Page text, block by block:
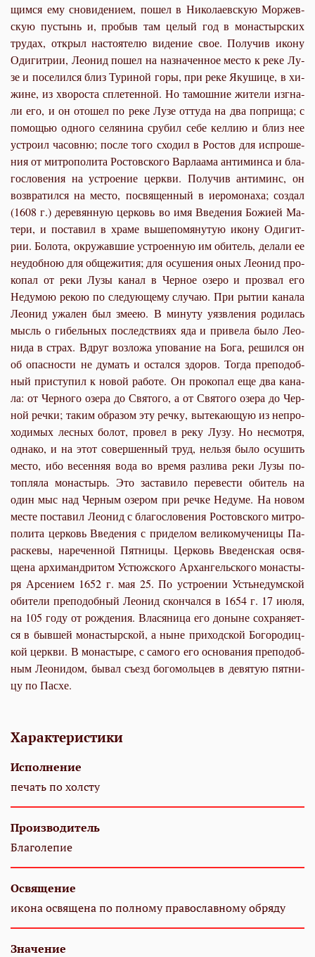
щим­ся ему сно­ви­де­ни­ем, по­шел в Ни­ко­ла­ев­скую Мор­жев­
скую пу­стынь и, про­быв там це­лый год в мо­на­стыр­ских
тру­дах, от­крыл на­сто­я­те­лю ви­де­ние свое. По­лу­чив ико­ну
Оди­гит­рии, Лео­нид по­шел на на­зна­чен­ное ме­сто к ре­ке Лу­
зе и по­се­лил­ся близ Ту­ри­ной го­ры, при ре­ке Яку­ши­це, в хи­
жине, из хво­ро­ста спле­тен­ной. Но та­мош­ние жи­те­ли из­гна­
ли его, и он ото­шел по ре­ке Лу­зе от­ту­да на два по­при­ща; с
по­мо­щью од­но­го се­ля­ни­на сру­бил се­бе кел­лию и близ нее
устро­ил ча­сов­ню; по­сле то­го схо­дил в Ро­стов для ис­про­ше­
ния от мит­ро­по­ли­та Ро­стов­ско­го Вар­ла­а­ма ан­ти­мин­са и бла­
го­сло­ве­ния на устро­е­ние церк­ви. По­лу­чив ан­ти­минс, он
воз­вра­тил­ся на ме­сто, по­свя­щен­ный в иеро­мо­на­ха; со­здал
(1608 г.) де­ре­вян­ную цер­ковь во имя Вве­де­ния Бо­жи­ей Ма­
те­ри, и по­ста­вил в хра­ме вы­ше­по­мя­ну­тую ико­ну Оди­гит­
рии. Бо­ло­та, окру­жав­шие устро­ен­ную им оби­тель, де­ла­ли ее
неудоб­ною для об­ще­жи­тия; для осу­ше­ния оных Лео­нид про­
ко­пал от ре­ки Лу­зы ка­нал в Чер­ное озе­ро и про­звал его
Неду­мою ре­кою по сле­ду­ю­ще­му слу­чаю. При ры­тии ка­на­ла
Лео­нид ужа­лен был зме­ею. В ми­ну­ту уязв­ле­ния ро­ди­лась
мысль о ги­бель­ных по­след­стви­ях яда и при­ве­ла бы­ло Лео­
ни­да в страх. Вдруг воз­ло­жа упо­ва­ние на Бо­га, ре­шил­ся он
об опас­но­сти не ду­мать и остал­ся здо­ров. То­гда пре­по­доб­
ный при­сту­пил к но­вой ра­бо­те. Он про­ко­пал еще два ка­на­
ла: от Чер­но­го озе­ра до Свя­то­го, а от Свя­то­го озе­ра до Чер­
ной реч­ки; та­ким об­ра­зом эту реч­ку, вы­те­ка­ю­щую из непро­
хо­ди­мых лес­ных бо­лот, про­вел в ре­ку Лу­зу. Но несмот­ря,
од­на­ко, и на этот со­вер­шен­ный труд, нель­зя бы­ло осу­шить
ме­сто, ибо ве­сен­няя во­да во вре­мя раз­ли­ва ре­ки Лу­зы по­
топ­ля­ла мо­на­стырь. Это за­ста­ви­ло пе­ре­ве­сти оби­тель на
один мыс над Чер­ным озе­ром при реч­ке Неду­ме. На но­вом
ме­сте по­ста­вил Лео­нид с бла­го­сло­ве­ния Ро­стов­ско­го мит­ро­
по­ли­та цер­ковь Вве­де­ния с при­де­лом ве­ли­ко­му­че­ни­цы Па­
рас­ке­вы, на­ре­чен­ной Пят­ни­цы. Цер­ковь Вве­ден­ская освя­
ще­на ар­хи­манд­ри­том Устюж­ско­го Ар­хан­гель­ско­го мо­на­сты­
ря Ар­се­ни­ем 1652 г. мая 25. По устро­е­нии Усть­не­дум­ской
оби­те­ли пре­по­доб­ный Лео­нид скон­чал­ся в 1654 г. 17 июля,
на 105 го­ду от рож­де­ния. Вла­ся­ни­ца его до­ныне со­хра­ня­ет­
ся в быв­шей мо­на­стыр­ской, а ныне при­ход­ской Бо­го­ро­диц­
кой церк­ви. В мо­на­сты­ре, с са­мо­го его ос­но­ва­ния пре­по­доб­
ным Лео­ни­дом, бы­вал съезд бо­го­моль­цев в де­вя­тую пят­ни­
цу по Па­схе.
Характеристики
Исполнение
печать по холсту
Производитель
Благолепие
Освящение
икона освящена по полному православному обряду
Значение